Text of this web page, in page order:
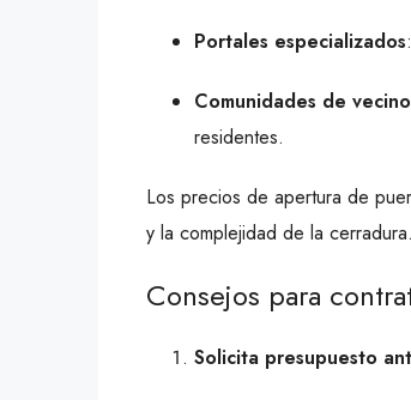
Portales especializados
Comunidades de
residentes.
Los precios de apertura de
y la complejidad de la cerradura.
Consejos para
Solicita presupuesto